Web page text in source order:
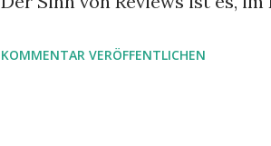
KOMMENTAR VERÖFFENTLICHEN